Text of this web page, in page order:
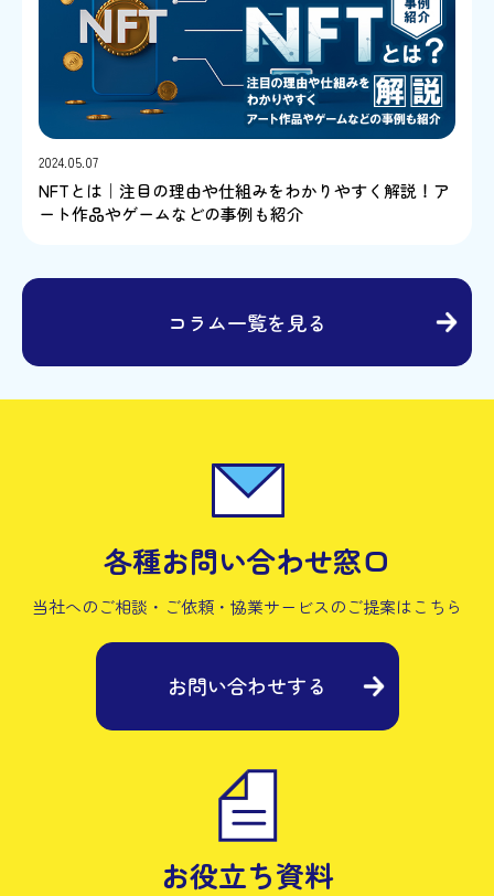
2024.05.07
NFTとは｜注目の理由や仕組みをわかりやすく解説！ア
ート作品やゲームなどの事例も紹介
コラム一覧を見る
各種お問い合わせ窓口
当社へのご相談・ご依頼・協業サービスのご提案はこちら
お問い合わせする
お役立ち資料